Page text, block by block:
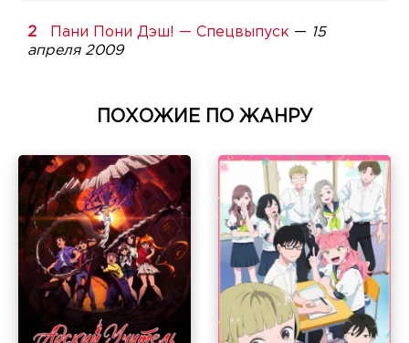
Пани Пони Дэш! — Спецвыпуск — 15
апреля 2009
ПОХОЖИЕ ПО ЖАНРУ